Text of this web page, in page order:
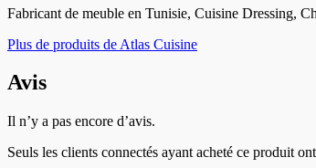
Fabricant de meuble en Tunisie, Cuisine Dressing,
Plus de produits de Atlas Cuisine
Avis
Il n’y a pas encore d’avis.
Seuls les clients connectés ayant acheté ce produit